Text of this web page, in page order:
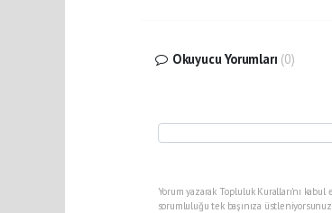
Okuyucu Yorumları (0)
Yorum yazarak Topluluk Kuralları’nı
sorumluluğu tek başınıza